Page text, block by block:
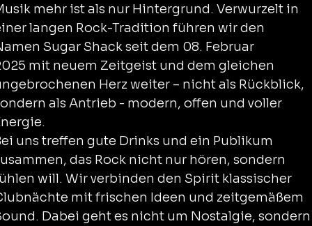
mehr ist als nur Hintergrund. Verwurzelt in
langen Rock-Tradition führen wir den
Sugar Shack seit dem 08. Februar
mit neuem Zeitgeist und dem gleichen
Herz weiter – nicht als Rückblick,
als Antrieb - modern, offen und voller
uns treffen gute Drinks und ein Publikum
das Rock nicht nur hören, sondern
will. Wir verbinden den Spirit klassischer
mit frischen Ideen und zeitgemäßem
Dabei geht es nicht um Nostalgie, sondern